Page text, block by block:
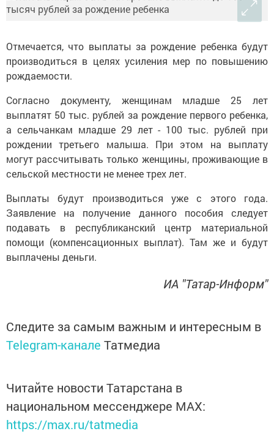
Отмечается, что выплаты за рождение ребенка будут
производиться в целях усиления мер по повышению
рождаемости.
Согласно документу, женщинам младше 25 лет
выплатят 50 тыс. рублей за рождение первого ребенка,
а сельчанкам младше 29 лет - 100 тыс. рублей при
рождении третьего малыша. При этом на выплату
могут рассчитывать только женщины, проживающие в
сельской местности не менее трех лет.
Выплаты будут производиться уже с этого года.
Заявление на получение данного пособия следует
подавать в республиканский центр материальной
помощи (компенсационных выплат). Там же и будут
выплачены деньги.
ИА "Татар-Информ"
Следите за самым важным и интересным в
Telegram-канале Татмедиа
Читайте новости Татарстана в
национальном мессенджере MАХ:
https://max.ru/tatmedia